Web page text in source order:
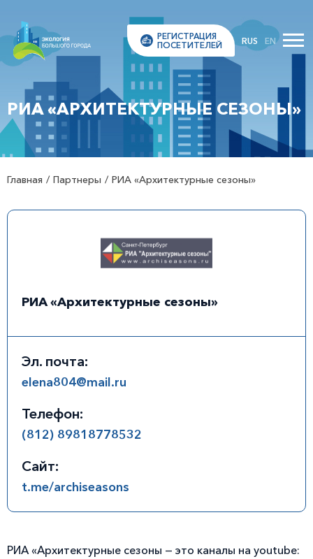
РЕГИСТРАЦИЯ
ПОСЕТИТЕЛЕЙ
RUS EN
РИА «АРХИТЕКТУРНЫЕ СЕЗОНЫ»
Главная Партнеры РИА «Архитектурные сезоны»
РИА «Архитектурные сезоны»
Эл. почта:
elena804@mail.ru
Телефон:
(812) 89818778532
Сайт:
t.me/archiseasons
РИА «Архитектурные сезоны — это каналы на youtube: